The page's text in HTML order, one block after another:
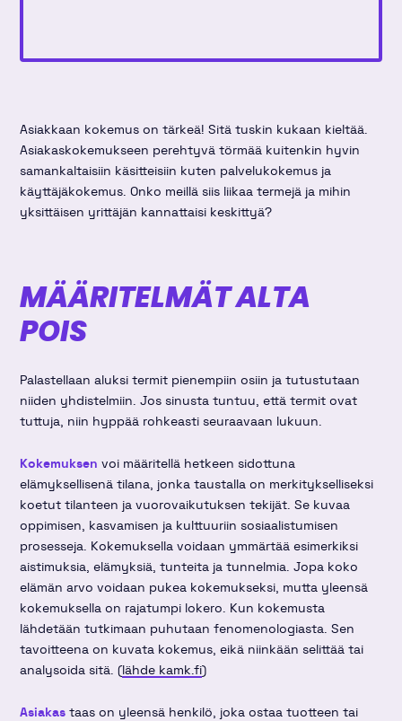
Asiakkaan kokemus on tärkeä! Sitä tuskin kukaan kieltää.
Asiakaskokemukseen perehtyvä törmää kuitenkin hyvin
samankaltaisiin käsitteisiin kuten palvelukokemus ja
käyttäjäkokemus. Onko meillä siis liikaa termejä ja mihin
yksittäisen yrittäjän kannattaisi keskittyä?
MÄÄRITELMÄT ALTA
POIS
Palastellaan aluksi termit pienempiin osiin ja tutustutaan
niiden yhdistelmiin. Jos sinusta tuntuu, että termit ovat
tuttuja, niin hyppää rohkeasti seuraavaan lukuun.
Kokemuksenvoi määritellä hetkeen sidottuna
elämyksellisenä tilana, jonka taustalla on merkitykselliseksi
koetut tilanteen ja vuorovaikutuksen tekijät. Se kuvaa
oppimisen, kasvamisen ja kulttuuriin sosiaalistumisen
prosesseja. Kokemuksella voidaan ymmärtää esimerkiksi
aistimuksia, elämyksiä, tunteita ja tunnelmia. Jopa koko
elämän arvo voidaan pukea kokemukseksi, mutta yleensä
kokemuksella on rajatumpi lokero. Kun kokemusta
lähdetään tutkimaan puhutaan fenomenologiasta. Sen
tavoitteena on kuvata kokemus, eikä niinkään selittää tai
analysoida sitä. (lähde kamk.fi)
Asiakastaas on yleensä henkilö, joka ostaa tuotteen tai